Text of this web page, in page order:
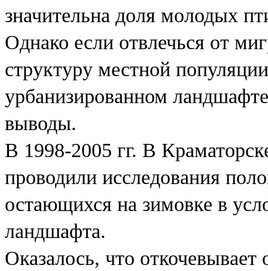
значительна доля молодых
Однако если отвлечься от
структуру местной
урбанизированном
выводы.
В 1998-2005 гг. В
проводили исследования
остающихся на зимовке в
ландшафта.
Оказалось, что